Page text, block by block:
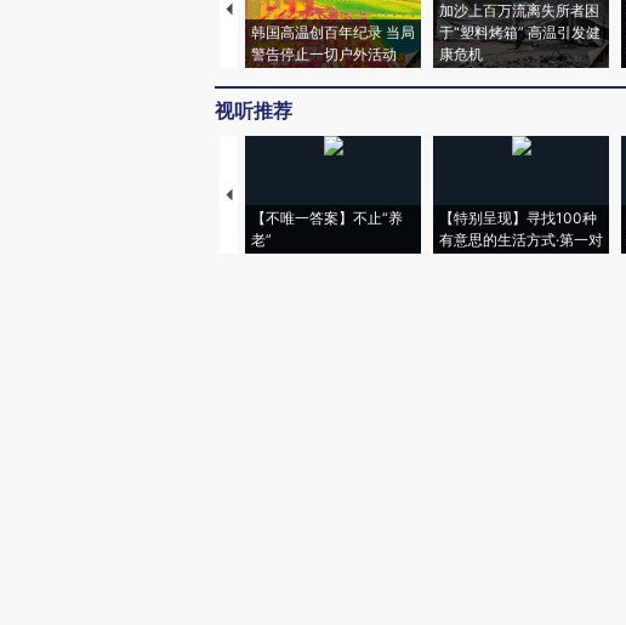
韩国高温创百年纪录 当局
警告停止一切户外活动
加沙上百万流离失所者困
于“塑料烤箱” 高温引发健
康危机
视听推荐
【不唯一答案】不止“养
老”
【特别呈现】寻找100种
有意思的生活方式·第一对